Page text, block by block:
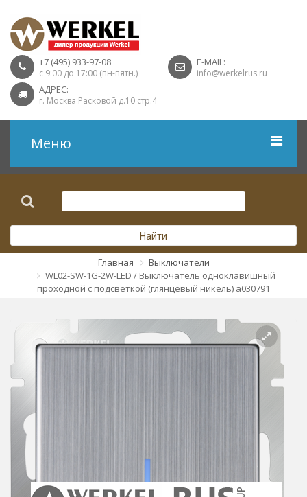
+7 (495) 933-97-08
с 9:00 до 17:00 (пн-пятн.)
E-MAIL:
info@werkelrus.ru
АДРЕС:
г. Москва Расковой д.10 стр.4
Меню
Розетки USB
Розетки ТВ
Розетки акустика
Найти
Главная
Выключатели
WL02-SW-1G-2W-LED / Выключатель одноклавишный
проходной с подсветкой (глянцевый никель) a030791